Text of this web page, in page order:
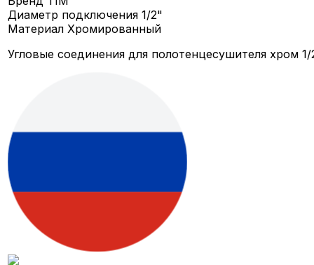
Диаметр подключения1/2"
Материал Хромированный
Угловые соединения для полотенцесушителя хром